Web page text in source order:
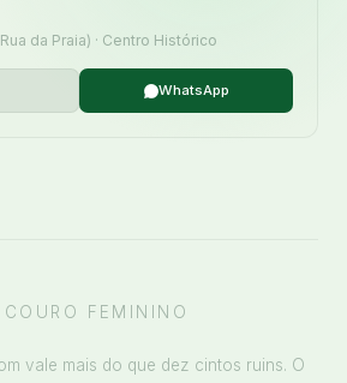
da Praia) · Centro Histórico
WhatsApp
FEMININO
vale mais do que dez cintos ruins. O